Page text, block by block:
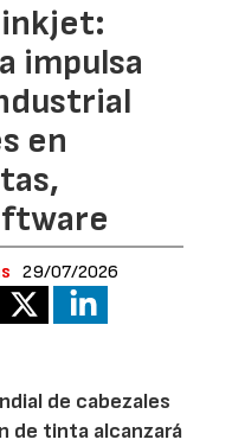
impulsa
en
29/07/2026
de cabezales
de tinta alcanzará